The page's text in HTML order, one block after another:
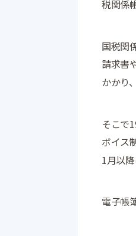
税関係
国税関
請求書
かかり
そこで
ボイス
1月以
電子帳